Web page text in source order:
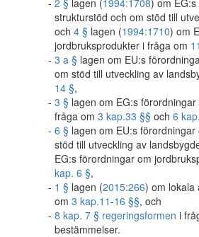
2 § lagen (1994:1708) om
strukturstöd och om stöd till
och 4 § lagen (1994:1710) om
jordbruksprodukter i fråga om
3 a § lagen om EU:s
om stöd till utveckling av
14 §,
3 § lagen om EG:s
fråga om 3 kap.33 §§ och 6
6 § lagen om EU:s
stöd till utveckling av
EG:s förordningar om
kap. 6 §,
1 § lagen (2015:266) om lokala
om 3 kap.11-16 §§, och
8 kap. 7 § regeringsformen i
bestämmelser.